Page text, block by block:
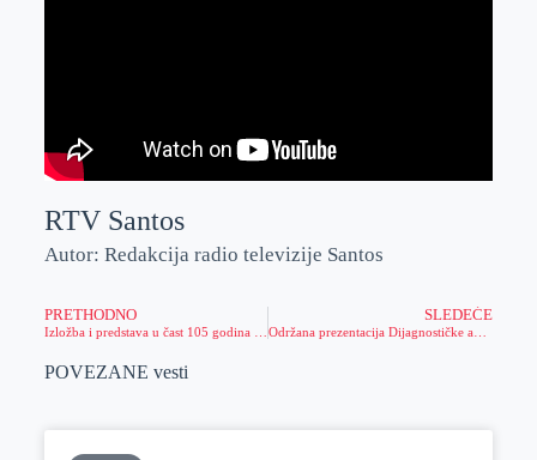
RTV Santos
Autor: Redakcija radio televizije Santos
PRETHODNO SLEDEĆE
POVEZANE vesti